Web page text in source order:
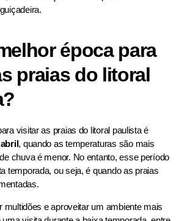
época para
praias do litoral
visitar as praias do litoral paulista é
, quando as temperaturas são mais
chuva é menor. No entanto, esse período
temporada, ou seja, é quando as praias
multidões e aproveitar um ambiente mais